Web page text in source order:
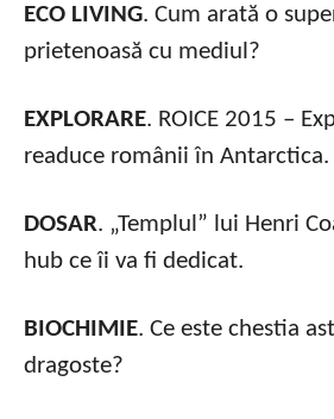
ECO LIVING. Cum arată o
prietenoasă cu mediul?
EXPLORARE. ROICE 2015 –
readuce românii în Antarctica.
DOSAR. „Templul” lui Henri
hub ce îi va fi dedicat.
BIOCHIMIE. Ce este chestia
dragoste?